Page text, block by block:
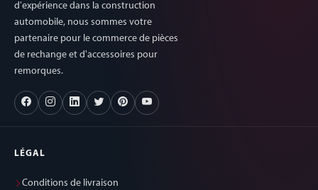
d'expérience dans la construction
automobile, nous sommes votre
partenaire pour le commerce de pièces
de rechange et d'accessoires pour
remorques.
LÉGAL
Conditions de livraison